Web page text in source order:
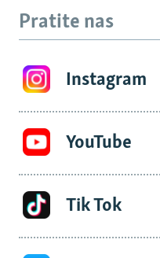
Pratite nas
Instagram
YouTube
Tik Tok